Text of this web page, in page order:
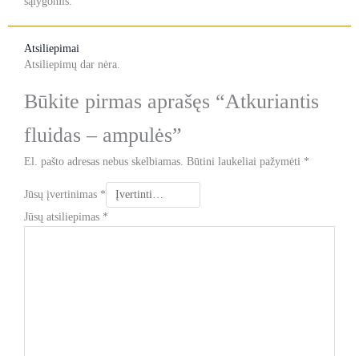
Atsiliepimai
Atsiliepimų dar nėra.
Būkite pirmas aprašęs “Atkuriantis
fluidas – ampulės”
El. pašto adresas nebus skelbiamas. Būtini laukeliai pažymėti *
Jūsų įvertinimas *
Jūsų atsiliepimas *